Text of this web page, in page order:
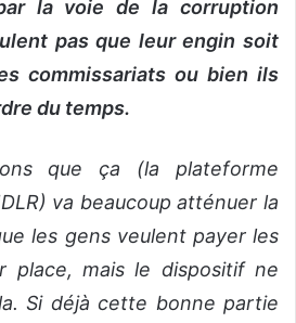
la voie de la corruption
pas que leur engin soit
commissariats ou bien ils
du temps.
que ça (la plateforme
va beaucoup atténuer la
les gens veulent payer les
place, mais le dispositif ne
Si déjà cette bonne partie